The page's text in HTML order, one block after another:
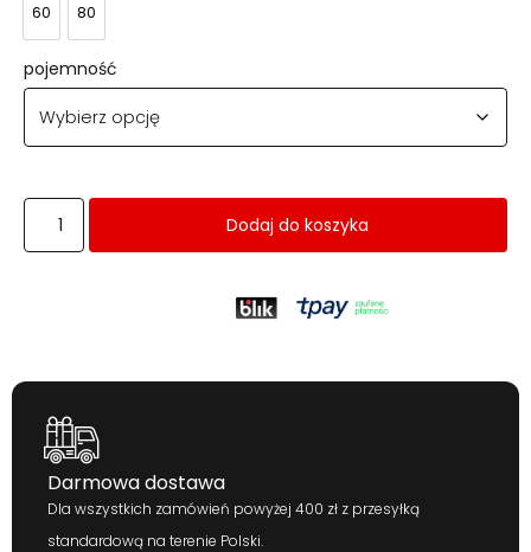
60 80
pojemność
Dodaj do koszyka
Darmowa dostawa
Dla wszystkich zamówień powyżej 400 zł z przesyłką
standardową na terenie Polski.